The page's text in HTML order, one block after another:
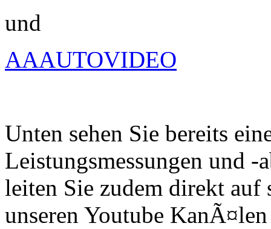
und
AAAUTOVIDEO
Unten sehen Sie bereits
Leistungsmessungen und -
leiten Sie zudem direkt auf
unseren Youtube